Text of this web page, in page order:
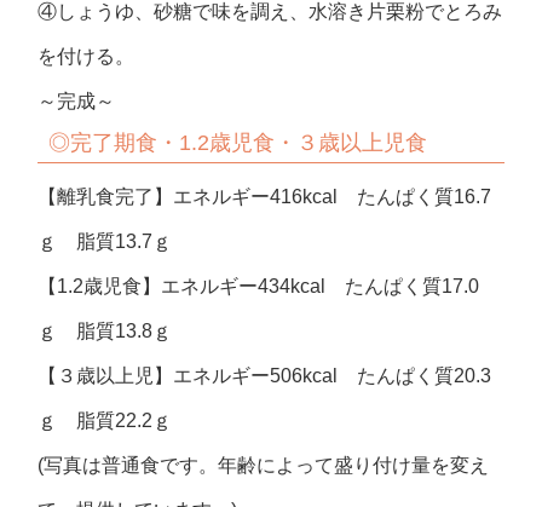
④しょうゆ、砂糖で味を調え、水溶き片栗粉でとろみ
を付ける。
～完成～
◎完了期食・1.2歳児食・３歳以上児食
【離乳食完了】エネルギー416kcal たんぱく質16.7
ｇ 脂質13.7ｇ
【1.2歳児食】エネルギー434kcal たんぱく質17.0
ｇ 脂質13.8ｇ
【３歳以上児】エネルギー506kcal たんぱく質20.3
ｇ 脂質22.2ｇ
(写真は普通食です。年齢によって盛り付け量を変え